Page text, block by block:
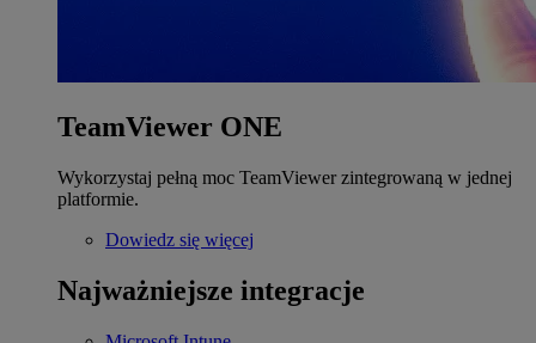
TeamViewer ONE
Wykorzystaj pełną moc TeamViewer zintegrowaną w jednej
platformie.
Dowiedz się więcej
Najważniejsze integracje